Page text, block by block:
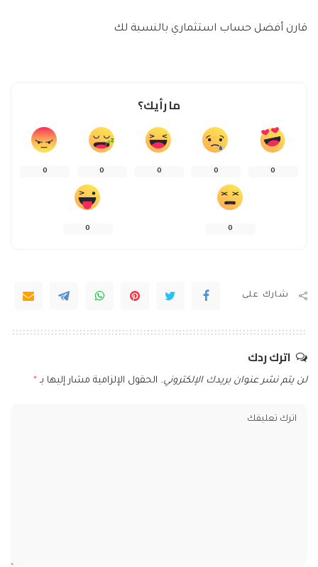
قارن أفضل حساب استثماري بالنسبة لك
ما رأيك؟
0
0
0
0
0
0
0
شارك على
اترك ردك
لن يتم نشر عنوان بريدك الإلكتروني. الحقول الإلزامية مشار إليها بـ *